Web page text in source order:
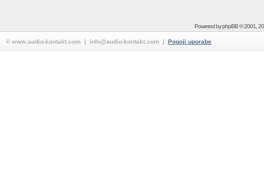
Powered byphpBB© 2001,
© www.audio-kontakt.com | info@audio-kontakt.com | Pogoji uporabe